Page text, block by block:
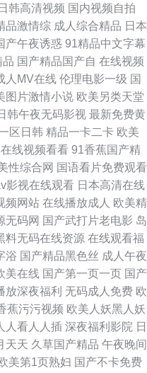
日韩高清视频 国内视频自拍
品激情综 成人综合精品 日本
产午夜诱惑 91精品中文字幕
品 国产精品国产自 在线视频
人MV在线 伦理电影一级 国
图片激情小说 欧美另类天堂
韩午夜无码影视 最新免费黄
区日韩 精品一卡二卡 欧美
在线视频看看 91香蕉国产精
性综合网 国语看片免费观看
影视在线观看 日本高清在线
频网站 在线播放成人 欧美精
无码网 国产武打片老电影 岛
料无码在线资源 在线观看福
浴 国产精品黑色丝 成人午夜
美在线 国产第一页一页 国产
放深夜福利 无码成人免费 欧
蕉污污视频 欧美人妖黑人妖
人看人人插 深夜福利影院 日
天天 久草国产精品 午夜晚间
美第1页熟妇 国产不卡免费